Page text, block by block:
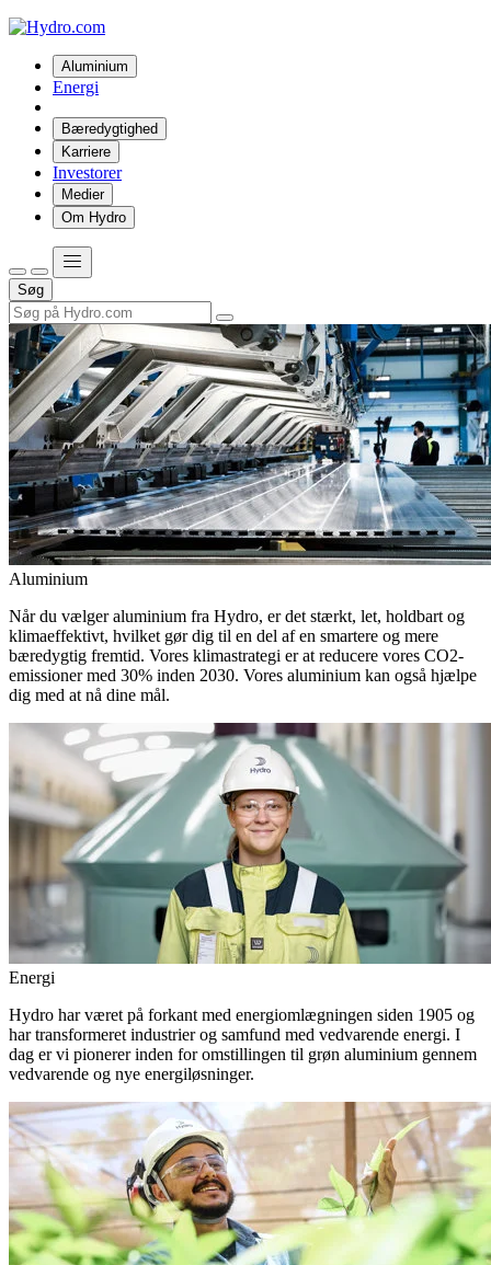
Aluminium
Energi
Bæredygtighed
Karriere
Investorer
Medier
Om Hydro
Søg
Aluminium
Når du vælger aluminium fra Hydro, er det stærkt, let, holdbart og
klimaeffektivt, hvilket gør dig til en del af en smartere og mere
bæredygtig fremtid. Vores klimastrategi er at reducere vores CO2-
emissioner med 30% inden 2030. Vores aluminium kan også hjælpe
dig med at nå dine mål.
Energi
Hydro har været på forkant med energiomlægningen siden 1905 og
har transformeret industrier og samfund med vedvarende energi. I
dag er vi pionerer inden for omstillingen til grøn aluminium gennem
vedvarende og nye energiløsninger.